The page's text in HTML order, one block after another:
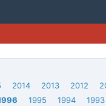
2014 2013 2012
1995 1994 1993